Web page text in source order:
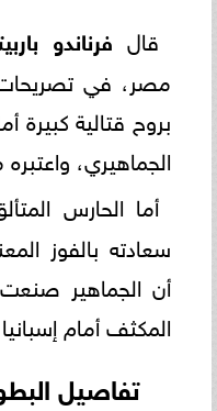
قال فرناندو
مصر، في
بروح قتالية كبيرة
الجماهيري،
أما الحارس
سعادته بالفوز
أن الجماهير صنعت
المكثف أمام
تفاصيل